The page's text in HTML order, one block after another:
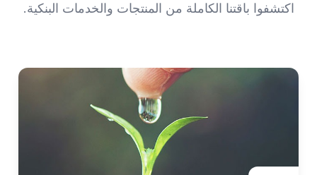
اكتشفوا باقتنا الكاملة من المنتجات والخدمات البنكية.